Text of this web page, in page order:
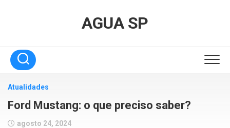
AGUA SP
Atualidades
Ford Mustang: o que preciso saber?
agosto 24, 2024